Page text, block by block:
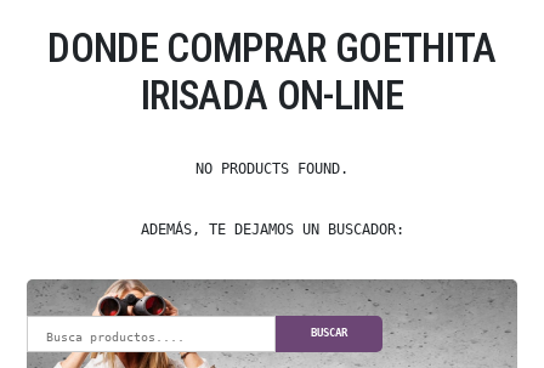
DONDE COMPRAR GOETHITA
IRISADA ON-LINE
NO PRODUCTS FOUND.
ADEMÁS, TE DEJAMOS UN BUSCADOR:
BUSCAR